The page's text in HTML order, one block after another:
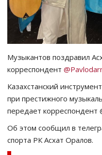
Курултай
Язык
Қазақша
Музыкантов поздравил
корреспондент
Казахстанский
при престижного
передает корреспондент
Об этом сообщил в
спорта РК Асхат Оралов.